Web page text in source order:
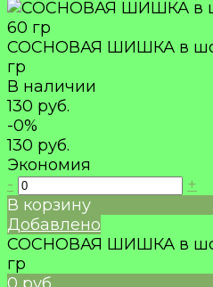
СОСНОВАЯ ШИШКА в
гр
В наличии
130 руб.
-0%
130 руб.
Экономия
-
+
В корзину
Добавлено
СОСНОВАЯ ШИШКА в
гр